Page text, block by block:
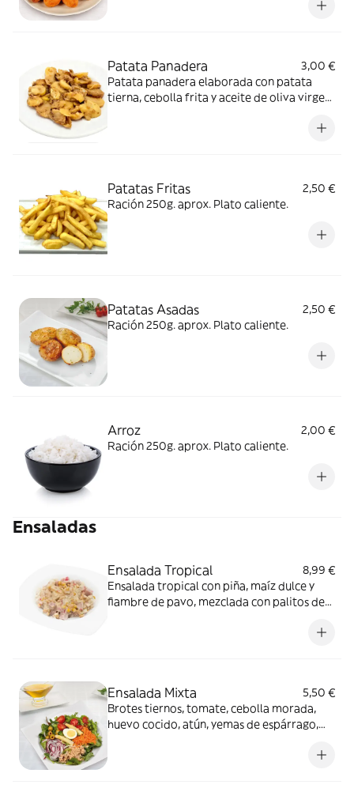
Patata Panadera
3,00 €
Patata panadera elaborada con patata
tierna, cebolla frita y aceite de oliva virgen
Patatas Fritas
2,50 €
Ración 250g. aprox. Plato caliente.
Patatas Asadas
2,50 €
Ración 250g. aprox. Plato caliente.
Arroz
2,00 €
Ración 250g. aprox. Plato caliente.
Ensaladas
Ensalada Tropical
8,99 €
Ensalada tropical con piña, maíz dulce y
fiambre de pavo, mezclada con palitos de
Ensalada Mixta
5,50 €
Brotes tiernos, tomate, cebolla morada,
huevo cocido, atún, yemas de espárrago,